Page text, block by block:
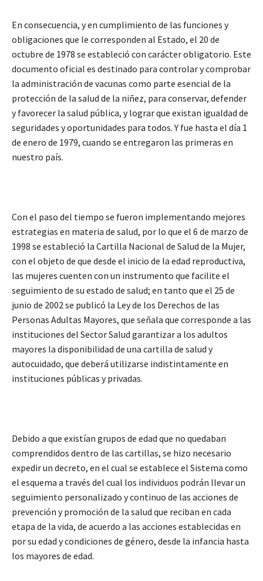
En consecuencia, y en cumplimiento de las funciones y
obligaciones que le corresponden al Estado, el 20 de
octubre de 1978 se estableció con carácter obligatorio. Este
documento oficial es destinado para controlar y comprobar
la administración de vacunas como parte esencial de la
protección de la salud de la niñez, para conservar, defender
y favorecer la salud pública, y lograr que existan igualdad de
seguridades y oportunidades para todos. Y fue hasta el día 1
de enero de 1979, cuando se entregaron las primeras en
nuestro país.
Con el paso del tiempo se fueron implementando mejores
estrategias en materia de salud, por lo que el 6 de marzo de
1998 se estableció la Cartilla Nacional de Salud de la Mujer,
con el objeto de que desde el inicio de la edad reproductiva,
las mujeres cuenten con un instrumento que facilite el
seguimiento de su estado de salud; en tanto que el 25 de
junio de 2002 se publicó la Ley de los Derechos de las
Personas Adultas Mayores, que señala que corresponde a las
instituciones del Sector Salud garantizar a los adultos
mayores la disponibilidad de una cartilla de salud y
autocuidado, que deberá utilizarse indistintamente en
instituciones públicas y privadas.
Debido a que existían grupos de edad que no quedaban
comprendidos dentro de las cartillas, se hizo necesario
expedir un decreto, en el cual se establece el Sistema como
el esquema a través del cual los individuos podrán llevar un
seguimiento personalizado y continuo de las acciones de
prevención y promoción de la salud que reciban en cada
etapa de la vida, de acuerdo a las acciones establecidas en
por su edad y condiciones de género, desde la infancia hasta
los mayores de edad.